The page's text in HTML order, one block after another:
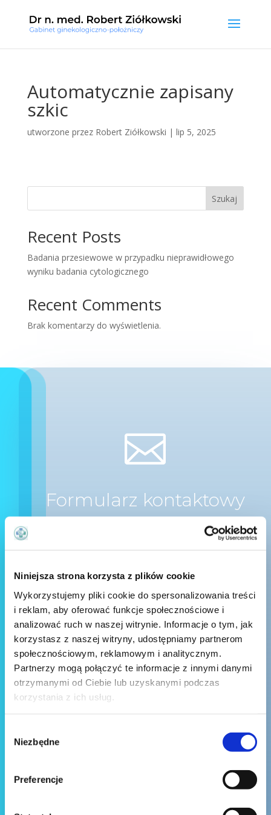
Niniejsza strona korzysta z plików cookie
Wykorzystujemy pliki cookie do spersonalizowania treści
i reklam, aby oferować funkcje społecznościowe i
analizować ruch w naszej witrynie. Informacje o tym, jak
korzystasz z naszej witryny, udostępniamy partnerom
społecznościowym, reklamowym i analitycznym.
Partnerzy mogą połączyć te informacje z innymi danymi
otrzymanymi od Ciebie lub uzyskanymi podczas
korzystania z ich usług.
zgody
Niezbędne
Preferencje
Automatycznie zapisany
szkic
utworzone przez Robert Ziółkowski | lip 5, 2025
Szukaj
Recent Posts
Badania przesiewowe w przypadku nieprawidłowego
wyniku badania cytologicznego
Recent Comments
Brak komentarzy do wyświetlenia.

Formularz kontaktowy
Wyślij wiadomość